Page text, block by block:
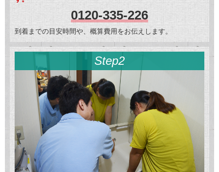
0120-335-226
到着までの目安時間や、概算費用をお伝えします。
Step2